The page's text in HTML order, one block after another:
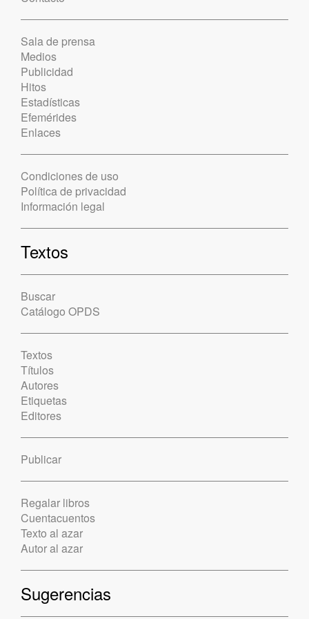
Sala de prensa
Medios
Publicidad
Hitos
Estadísticas
Efemérides
Enlaces
Condiciones de uso
Política de privacidad
Información legal
Textos
Buscar
Catálogo OPDS
Textos
Títulos
Autores
Etiquetas
Editores
Publicar
Regalar libros
Cuentacuentos
Texto al azar
Autor al azar
Sugerencias